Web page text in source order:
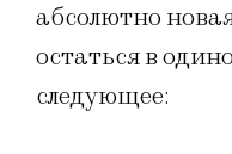
абсолютно
остаться в
следующее: